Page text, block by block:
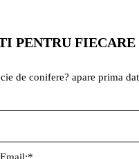
PENTRU
de conifere? apare prima